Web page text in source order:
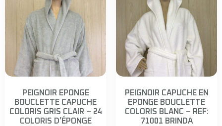
PEIGNOIR EPONGE
BOUCLETTE CAPUCHE
COLORIS GRIS CLAIR – 24
COLORIS D’ÉPONGE
PEIGNOIR CAPUCHE EN
EPONGE BOUCLETTE
COLORIS BLANC – REF:
71001 BRINDA